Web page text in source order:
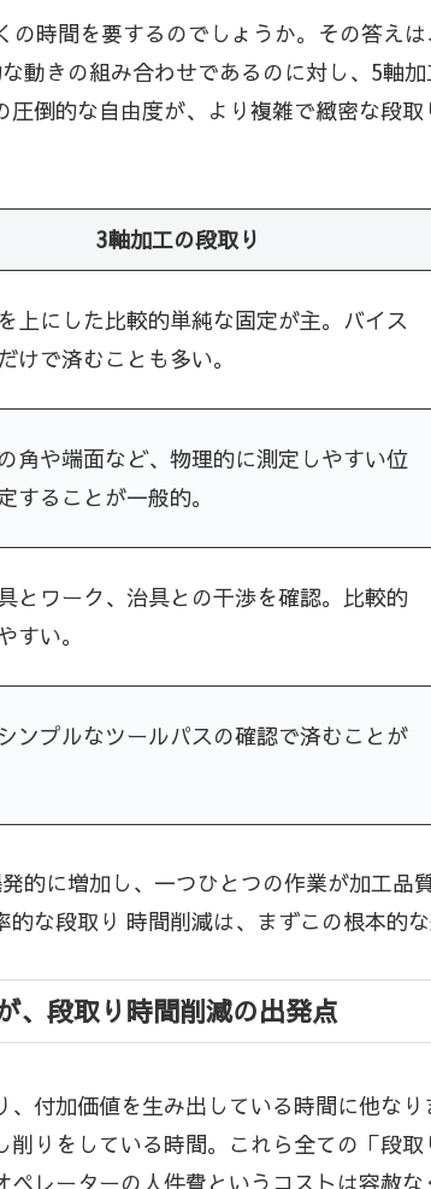
時間を要するのでしょうか。その答え
動きの組み合わせであるのに対し、5軸
倒的な自由度が、より複雑で緻密な段
3軸加工の段取り
上にした比較的単純な固定が主。バイス
けで済むことも多い。
角や端面など、物理的に測定しやすい位
することが一般的。
とワーク、治具との干渉を確認。比較的
すい。
ンプルなツールパスの確認で済むことが
に増加し、一つひとつの作業が加工品
的な段取り 時間削減は、まずこの根本的
、段取り時間削減の出発点
付加価値を生み出している時間に他な
りをしている時間。これら全ての「段
レーターの人件費というコストは容赦な